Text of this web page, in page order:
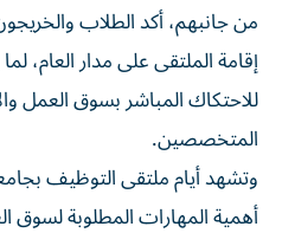
من جانبهم، أكد الطلاب
إقامة الملتقى على مدار العام،
للاحتكاك المباشر بسوق العمل
المتخصصين.
وتشهد أيام ملتقى التوظيف
أهمية المهارات المطلوبة